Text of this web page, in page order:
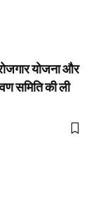
योजना और
समिति की ली